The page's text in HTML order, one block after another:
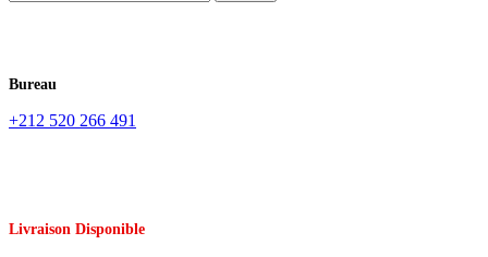
Bureau
+212 520 266 491
Livraison Disponible